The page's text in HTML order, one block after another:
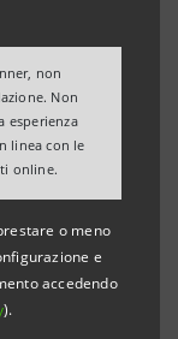
non
Non
esperienza
linea con le
online.
o meno
e
accedendo
).
e Intesa
riserva agli
accesso al
di impianti per
rinnovabili.